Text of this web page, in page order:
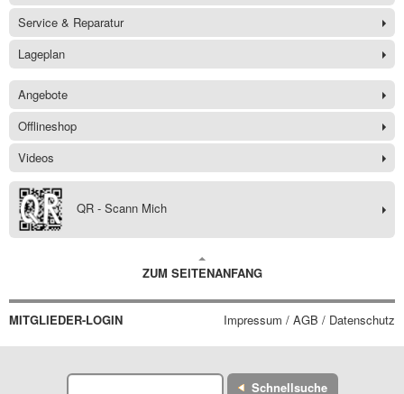
Service & Reparatur
Lageplan
Angebote
Offlineshop
Videos
QR - Scann Mich
ZUM SEITENANFANG
MITGLIEDER-LOGIN Impressum / AGB / Datenschutz
Schnellsuche